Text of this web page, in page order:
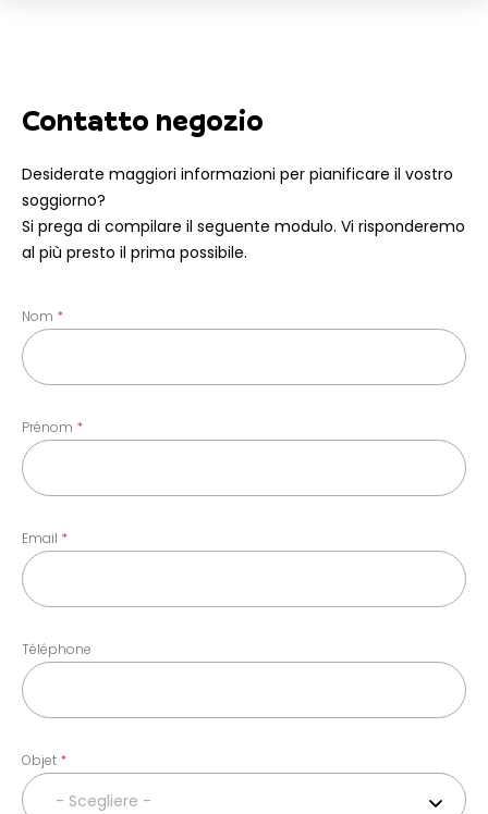
Contatto negozio
Desiderate maggiori informazioni per pianificare il vostro
soggiorno?
Si prega di compilare il seguente modulo. Vi risponderemo
al più presto il prima possibile.
Nom
Prénom
Email
Téléphone
Objet
- Scegliere -